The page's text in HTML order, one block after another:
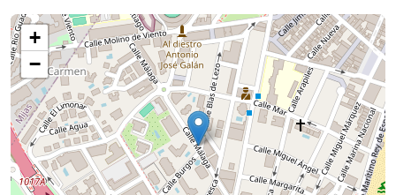
+
−